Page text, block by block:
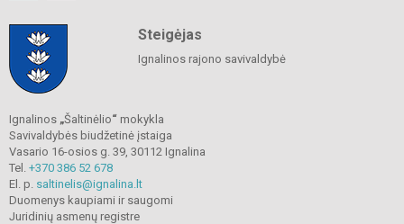
Steigėjas
Ignalinos rajono savivaldybė
Ignalinos „Šaltinėlio“ mokykla
Savivaldybės biudžetinė įstaiga
Vasario 16-osios g. 39, 30112 Ignalina
Tel. +370 386 52 678
El. p. saltinelis@ignalina.lt
Duomenys kaupiami ir saugomi
Juridinių asmenų registre